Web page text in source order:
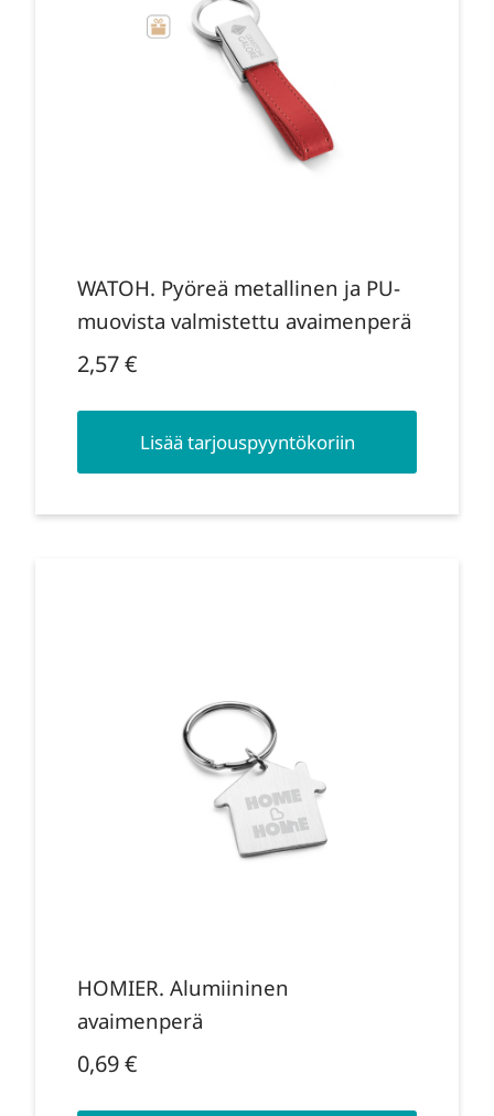
WATOH. Pyöreä metallinen ja PU-
muovista valmistettu avaimenperä
2,57€
Lisää tarjouspyyntökoriin
HOMIER. Alumiininen
avaimenperä
0,69€